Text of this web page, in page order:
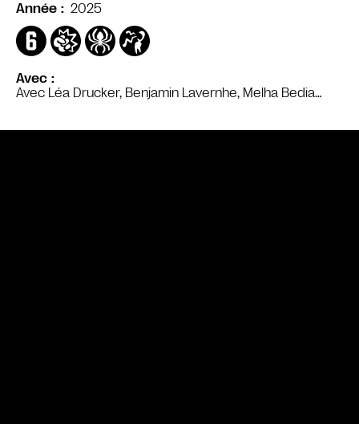
Avec
Avec Léa Drucker, Benjamin Lavernhe, Melha Bedia…
Année
2025